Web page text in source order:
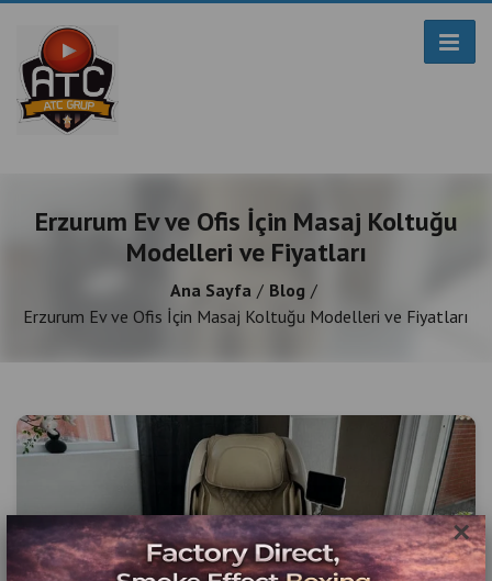
×
Erzurum Ev ve Ofis İçin Masaj Koltuğu
Modelleri ve Fiyatları
Ana Sayfa
Blog
Erzurum Ev ve Ofis İçin Masaj Koltuğu Modelleri ve Fiyatları